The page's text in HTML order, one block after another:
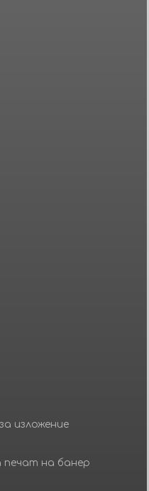
изложение
печат на банер